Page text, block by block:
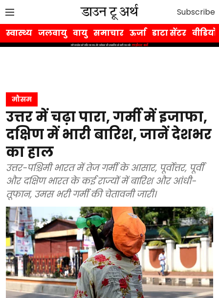
Subscribe
स्वास्थ्य जलवायु वायु समाचार ऊर्जा डाटा सेंटर वीडियो
मौसम
उत्तर में चढ़ा पारा, गर्मी में इजाफा,
दक्षिण में भारी बारिश, जानें देशभर
का हाल
उत्तर-पश्चिमी भारत में तेज गर्मी के आसार, पूर्वोत्तर, पूर्वी
और दक्षिण भारत के कई राज्यों में बारिश और आंधी-
तूफान, उमस भरी गर्मी की चेतावनी जारी।